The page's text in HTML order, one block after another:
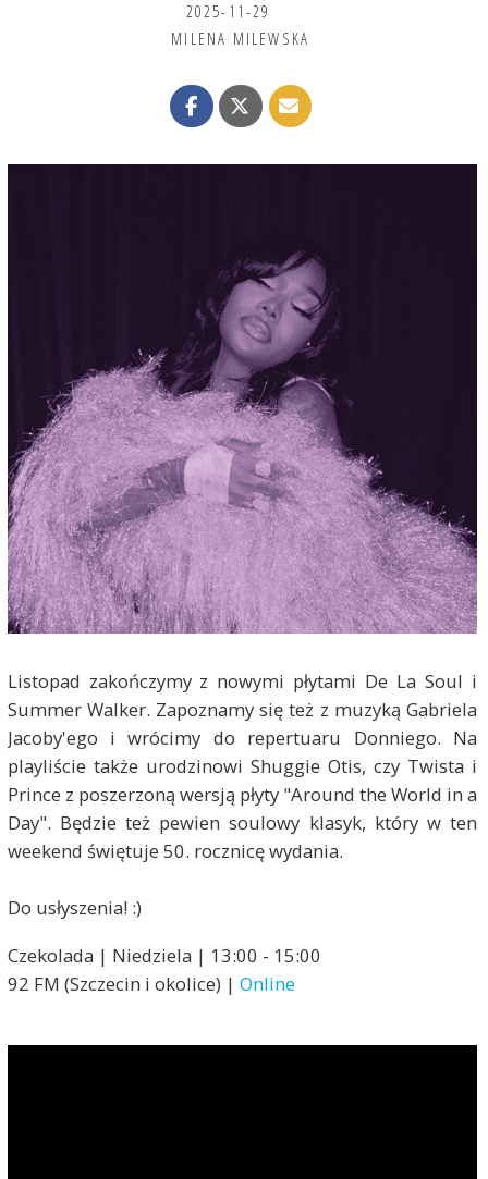
2025-11-29
MILENA MILEWSKA
Listopad zakończymy z nowymi płytami De La Soul i
Summer Walker. Zapoznamy się też z muzyką Gabriela
Jacoby'ego i wrócimy do repertuaru Donniego. Na
playliście także urodzinowi Shuggie Otis, czy Twista i
Prince z poszerzoną wersją płyty "Around the World in a
Day". Będzie też pewien soulowy klasyk, który w ten
weekend świętuje 50. rocznicę wydania.
Do usłyszenia! :)
Czekolada | Niedziela | 13:00 - 15:00
92 FM (Szczecin i okolice) | Online